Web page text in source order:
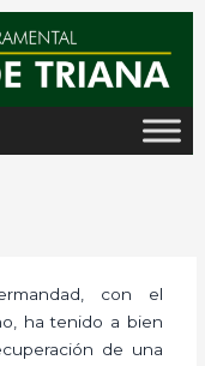
con el
ha tenido a bien
de una